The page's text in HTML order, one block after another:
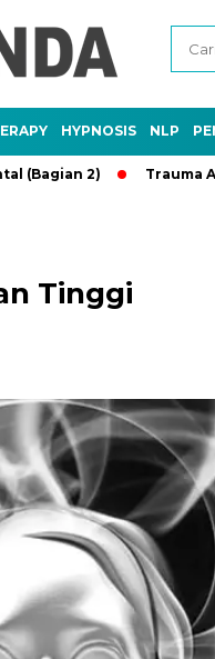
HYPNOSIS NLP
2) Trauma Adalah
Tinggi